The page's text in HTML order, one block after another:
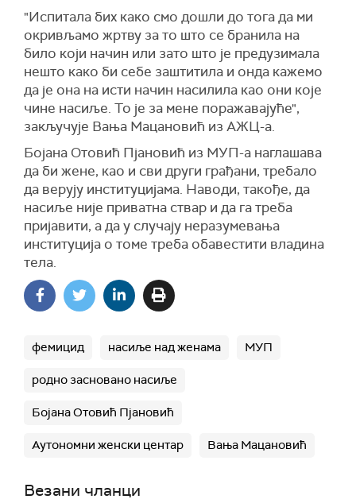
"Испитала бих како смо дошли до тога да ми
окривљамо жртву за то што се бранила на
било који начин или зато што је предузимала
нешто како би себе заштитила и онда кажемо
да је она на исти начин насилила као они које
чине насиље. То је за мене поражавајуће",
закључује Вања Мацановић из АЖЦ-а.
Бојана Отовић Пјановић из МУП-а наглашава
да би жене, као и сви други грађани, требало
да верују институцијама. Наводи, такође, да
насиље није приватна ствар и да га треба
пријавити, а да у случају неразумевања
институција о томе треба обавестити владина
тела.
фемицид насиље над женама МУП
родно засновано насиље
Бојана Отовић Пјановић
Аутономни женски центар Вања Мацановић
Везани чланци